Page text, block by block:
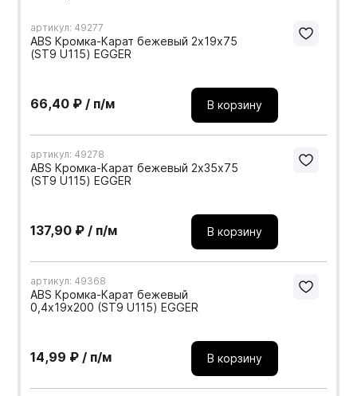
артикул: 49277
ABS Кромка-Карат бежевый 2х19х75
(ST9 U115) EGGER
66,40 ₽ / п/м В корзину
артикул: 49278
ABS Кромка-Карат бежевый 2х35х75
(ST9 U115) EGGER
137,90 ₽ / п/м В корзину
артикул: 49368
ABS Кромка-Карат бежевый
0,4х19х200 (ST9 U115) EGGER
14,99 ₽ / п/м В корзину